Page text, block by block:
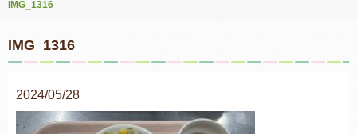
IMG_1316
IMG_1316
2024/05/28